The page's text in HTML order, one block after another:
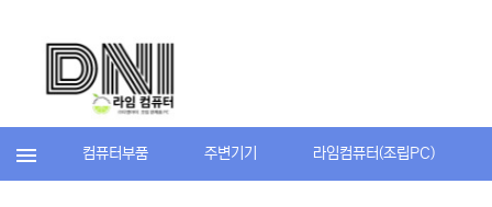
컴퓨터부품 주변기기 라임컴퓨터(조립PC)